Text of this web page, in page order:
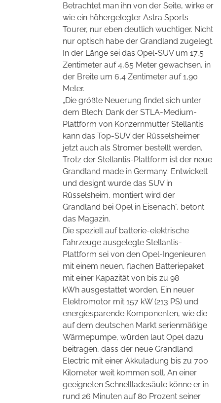
Betrachtet man ihn von der Seite, wirke er
wie ein höhergelegter Astra Sports
Tourer, nur eben deutlich wuchtiger. Nicht
nur optisch habe der Grandland zugelegt.
In der Länge sei das Opel-SUV um 17,5
Zentimeter auf 4,65 Meter gewachsen, in
der Breite um 6,4 Zentimeter auf 1,90
Meter.
„Die größte Neuerung findet sich unter
dem Blech: Dank der STLA-Medium-
Plattform von Konzernmutter Stellantis
kann das Top-SUV der Rüsselsheimer
jetzt auch als Stromer bestellt werden.
Trotz der Stellantis-Plattform ist der neue
Grandland made in Germany: Entwickelt
und designt wurde das SUV in
Rüsselsheim, montiert wird der
Grandland bei Opel in Eisenach“, betont
das Magazin.
Die speziell auf batterie-elektrische
Fahrzeuge ausgelegte Stellantis-
Plattform sei von den Opel-Ingenieuren
mit einem neuen, flachen Batteriepaket
mit einer Kapazität von bis zu 98
kWh ausgestattet worden. Ein neuer
Elektromotor mit 157 kW (213 PS) und
energiesparende Komponenten, wie die
auf dem deutschen Markt serienmäßige
Wärmepumpe, würden laut Opel dazu
beitragen, dass der neue Grandland
Electric mit einer Akkuladung bis zu 700
Kilometer weit kommen soll. An einer
geeigneten Schnellladesäule könne er in
rund 26 Minuten auf 80 Prozent seiner